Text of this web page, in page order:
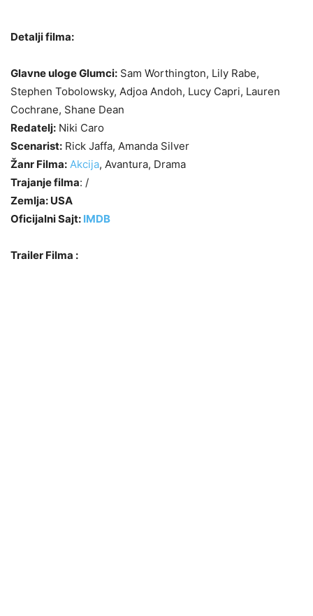
Detalji filma:
Glavne uloge Glumci: Sam Worthington, Lily Rabe,
Stephen Tobolowsky, Adjoa Andoh, Lucy Capri, Lauren
Cochrane, Shane Dean
Redatelj: Niki Caro
Scenarist: Rick Jaffa, Amanda Silver
Žanr Filma: Akcija, Avantura, Drama
Trajanje filma: /
Zemlja: USA
Oficijalni Sajt: IMDB
Trailer Filma :